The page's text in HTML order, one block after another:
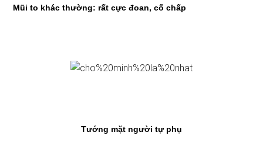
Mũi to khác thường: rất cực đoan, cố chấp
Tướng mặt người tự phụ